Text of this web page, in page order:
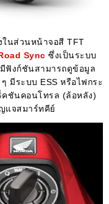
ในส่วนหน้าจอสี TFT
Sync ซึ่งเป็นระบบ
ฟังก์ชันสามารถดูข้อมูล
มีระบบ ESS หรือไฟกระ
คชันคอนโทรล (ล้อหลัง)
แจสมาร์ทคีย์